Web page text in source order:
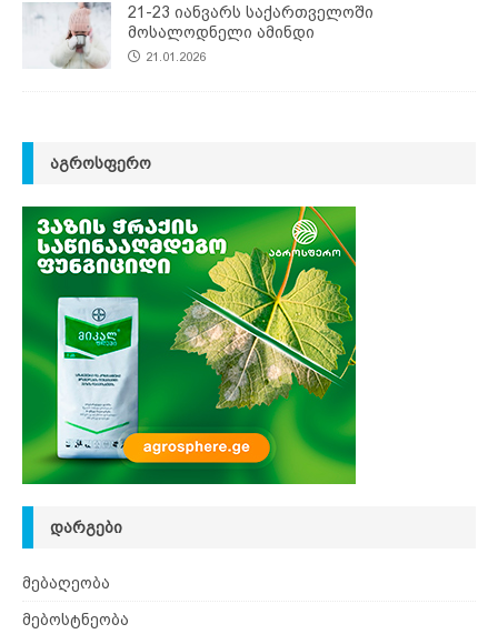
21-23 იანვარს საქართველოში
მოსალოდნელი ამინდი
21.01.2026
ᲐᲒᲠᲝᲡᲤᲔᲠᲝ
ᲓᲐᲠᲒᲔᲑᲘ
მებაღეობა
მებოსტნეობა